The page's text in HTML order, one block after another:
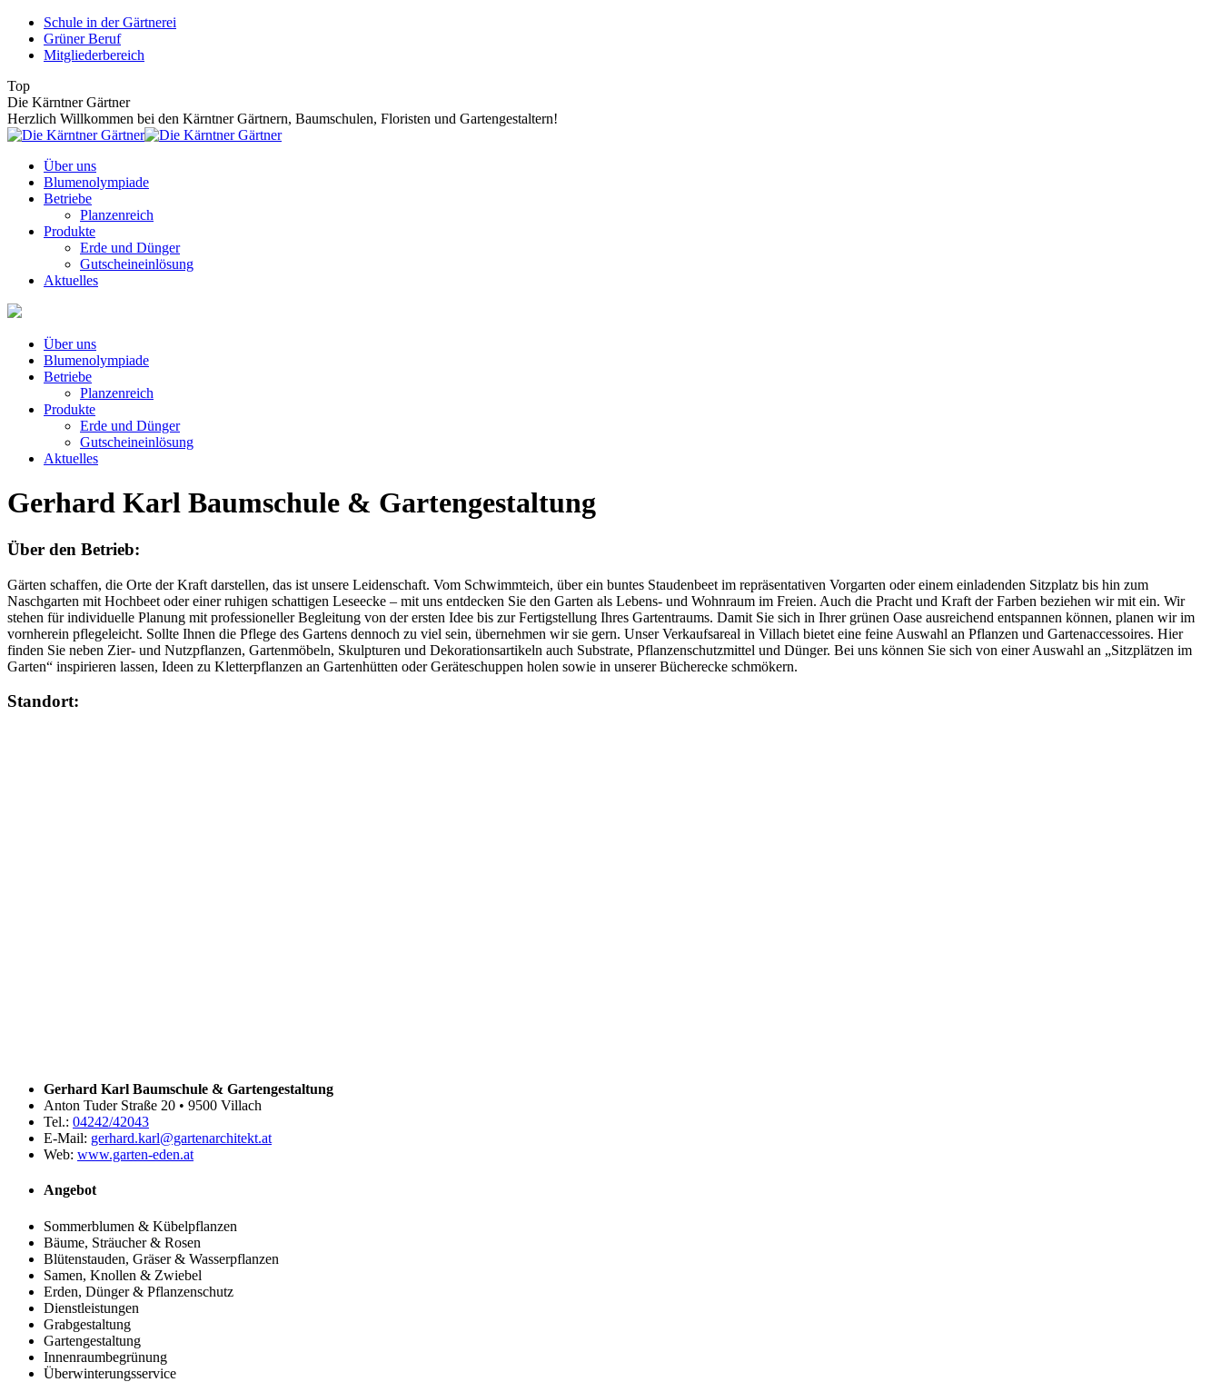
Zum
Inhalt
springen
Schule in der Gärtnerei
Grüner Beruf
Mitgliederbereich
Top
Die Kärntner Gärtner
Herzlich Willkommen bei den Kärntner Gärtnern, Baumschulen, Floristen und Gartengestaltern!
Über uns
Blumenolympiade
Betriebe
Planzenreich
Produkte
Erde und Dünger
Gutscheineinlösung
Aktuelles
Über uns
Blumenolympiade
Betriebe
Planzenreich
Produkte
Erde und Dünger
Gutscheineinlösung
Aktuelles
Gerhard Karl Baumschule & Gartengestaltung
Über den Betrieb:
Gärten schaffen, die Orte der Kraft darstellen, das ist unsere Leidenschaft. Vom Schwimmteich, über ein buntes Staudenbeet im repräsentativen Vorgarten oder einem einladenden Sitzplatz bis hin zum
Naschgarten mit Hochbeet oder einer ruhigen schattigen Leseecke – mit uns entdecken Sie den Garten als Lebens- und Wohnraum im Freien. Auch die Pracht und Kraft der Farben beziehen wir mit ein. Wir
stehen für individuelle Planung mit professioneller Begleitung von der ersten Idee bis zur Fertigstellung Ihres Gartentraums. Damit Sie sich in Ihrer grünen Oase ausreichend entspannen können, planen wir im
vornherein pflegeleicht. Sollte Ihnen die Pflege des Gartens dennoch zu viel sein, übernehmen wir sie gern. Unser Verkaufsareal in Villach bietet eine feine Auswahl an Pflanzen und Gartenaccessoires. Hier
finden Sie neben Zier- und Nutzpflanzen, Gartenmöbeln, Skulpturen und Dekorationsartikeln auch Substrate, Pflanzenschutzmittel und Dünger. Bei uns können Sie sich von einer Auswahl an „Sitzplätzen im
Garten“ inspirieren lassen, Ideen zu Kletterpflanzen an Gartenhütten oder Geräteschuppen holen sowie in unserer Bücherecke schmökern.
Standort:
Gerhard Karl Baumschule & Gartengestaltung
Anton Tuder Straße 20 • 9500 Villach
Tel.: 04242/42043
E-Mail: gerhard.karl@gartenarchitekt.at
Web: www.garten-eden.at
Angebot
Sommerblumen & Kübelpflanzen
Bäume, Sträucher & Rosen
Blütenstauden, Gräser & Wasserpflanzen
Samen, Knollen & Zwiebel
Erden, Dünger & Pflanzenschutz
Dienstleistungen
Grabgestaltung
Gartengestaltung
Innenraumbegrünung
Überwinterungsservice